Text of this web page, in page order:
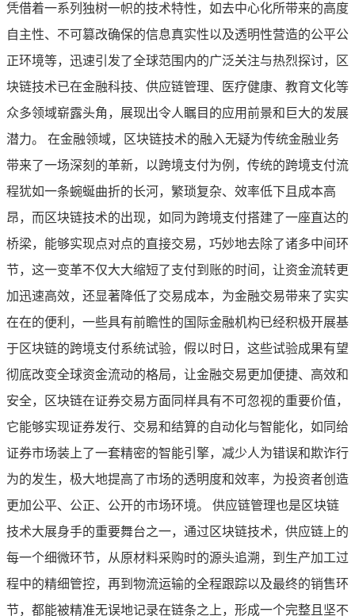
凭借着一系列独树一帜的技术特性，如去中心化所带来的高度
自主性、不可篡改确保的信息真实性以及透明性营造的公平公
正环境等，迅速引发了全球范围内的广泛关注与热烈探讨，区
块链技术已在金融科技、供应链管理、医疗健康、教育文化等
众多领域崭露头角，展现出令人瞩目的应用前景和巨大的发展
潜力。 在金融领域，区块链技术的融入无疑为传统金融业务
带来了一场深刻的革新，以跨境支付为例，传统的跨境支付流
程犹如一条蜿蜒曲折的长河，繁琐复杂、效率低下且成本高
昂，而区块链技术的出现，如同为跨境支付搭建了一座直达的
桥梁，能够实现点对点的直接交易，巧妙地去除了诸多中间环
节，这一变革不仅大大缩短了支付到账的时间，让资金流转更
加迅速高效，还显著降低了交易成本，为金融交易带来了实实
在在的便利，一些具有前瞻性的国际金融机构已经积极开展基
于区块链的跨境支付系统试验，假以时日，这些试验成果有望
彻底改变全球资金流动的格局，让金融交易更加便捷、高效和
安全，区块链在证券交易方面同样具有不可忽视的重要价值，
它能够实现证券发行、交易和结算的自动化与智能化，如同给
证券市场装上了一套精密的智能引擎，减少人为错误和欺诈行
为的发生，极大地提高了市场的透明度和效率，为投资者创造
更加公平、公正、公开的市场环境。 供应链管理也是区块链
技术大展身手的重要舞台之一，通过区块链技术，供应链上的
每一个细微环节，从原材料采购时的源头追溯，到生产加工过
程中的精细管控，再到物流运输的全程跟踪以及最终的销售环
节，都能被精准无误地记录在链条之上，形成一个完整且坚不